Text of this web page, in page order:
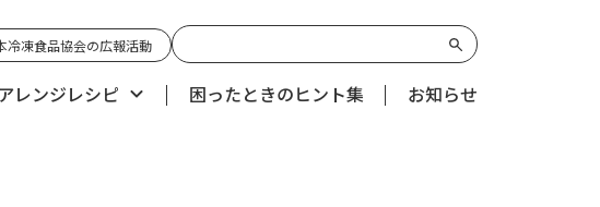
冷凍食品協会の広報活動
アレンジレシピ 困ったときのヒント集 お知らせ